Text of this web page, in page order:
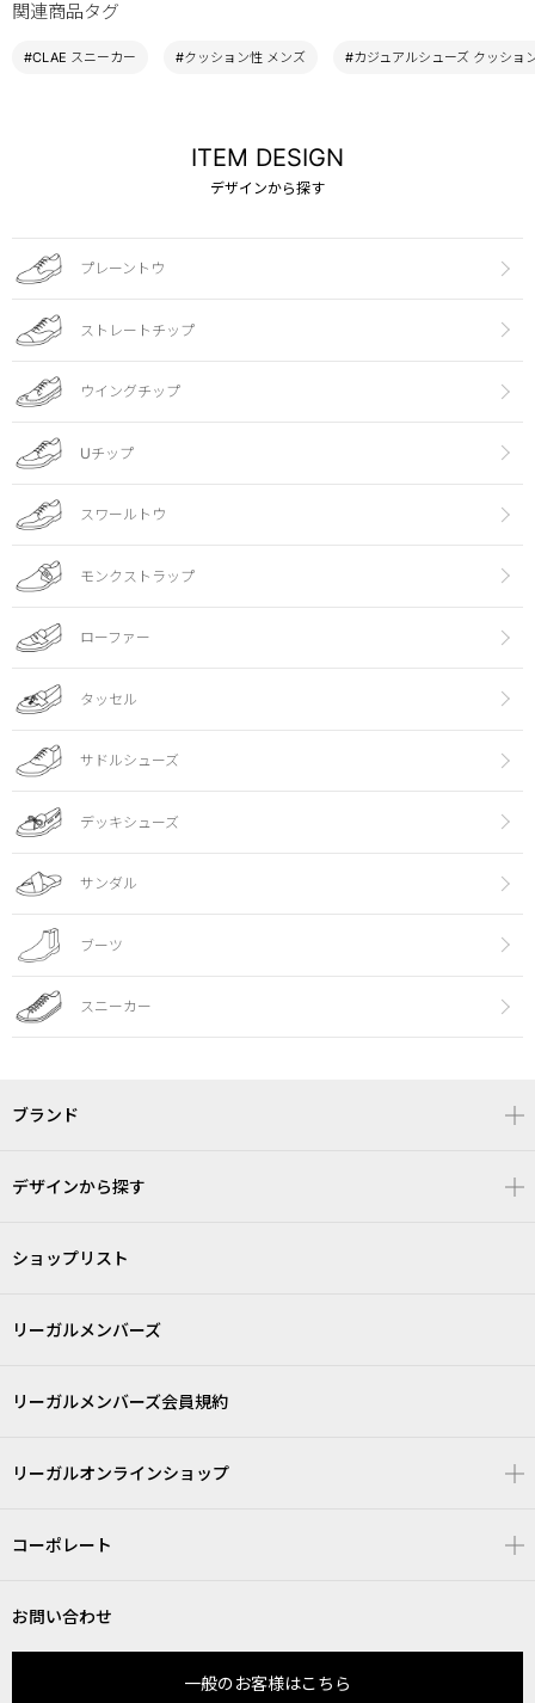
関連商品タグ
#CLAE スニーカー #クッション性 メンズ #カジュアルシューズ クッショ
ITEM DESIGN
デザインから探す
プレーントウ
ストレートチップ
ウイングチップ
Uチップ
スワールトウ
モンクストラップ
ローファー
タッセル
サドルシューズ
デッキシューズ
サンダル
ブーツ
スニーカー
ブランド
デザインから探す
ショップリスト
リーガルメンバーズ
リーガルメンバーズ会員規約
リーガルオンラインショップ
コーポレート
お問い合わせ
一般のお客様はこちら